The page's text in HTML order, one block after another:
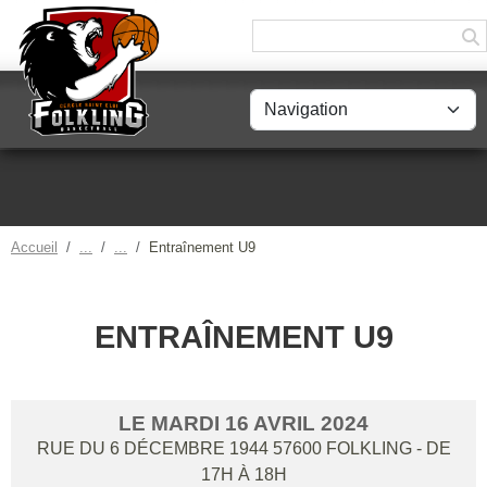
Accueil Entraînement U9
ENTRAÎNEMENT U9
LE MARDI 16 AVRIL 2024
RUE DU 6 DÉCEMBRE 1944 57600 FOLKLING - DE
17H À 18H
Panneau de gestion des cookies